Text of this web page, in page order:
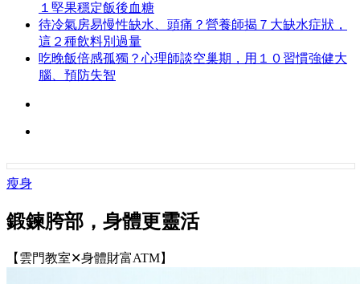
１堅果穩定飯後血糖
待冷氣房易慢性缺水、頭痛？營養師揭７大缺水症狀，
這２種飲料別過量
吃晚飯倍感孤獨？心理師談空巢期，用１０習慣強健大
腦、預防失智
瘦身
鍛鍊胯部，身體更靈活
【雲門教室✕身體財富ATM】